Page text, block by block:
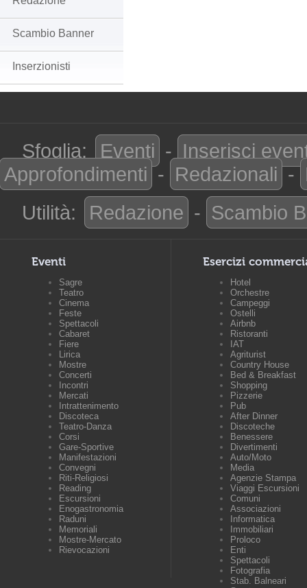
Scambio Banner
Inserzionisti
Sfoglia: Eventi - Inserisci
Approfondimenti - Redazionali -
Utilità:
Redazione - Scambio
Eventi
Sagre
Teatro
Cinema
Feste
Spettacoli
Cabaret
Fiere
Lirica
Mostre
Concerti
Incontri
Mercati
Intrattenimento
Discoteca
Teatro-Danza
Corsi
Gare-Sportive
Manifestazioni
Convegni
Riti-Religiosi
Reading
Escursioni
Enogastronomia
Raduni
Memoriali
Mostre-Mercato
Rievocazioni
Esercizi
Hotel
Orchestre
Campeggi
Ostelli
Airbnb
Ristoranti
IAT
Agriturist
Country House
Bed & Breakfast
Shopping
Pizzerie
Pub
After Dinner
Discoteche
Benessere
Divertimenti
Auto/Moto
Media
Agenzie Stampa
Viaggi Escursioni
Comuni
Associazioni
Informatica
Immobiliari
Proloco
Enti
Spettacoli
Fotografia
Stab. Balneari